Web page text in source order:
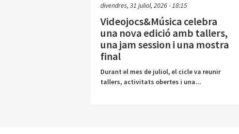
divendres, 31 juliol, 2026 - 18:15
Videojocs&Música celebra
una nova edició amb tallers,
una jam session i una mostra
final
Durant el mes de juliol, el cicle va reunir
tallers, activitats obertes i una...